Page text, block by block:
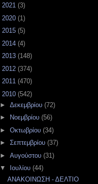
2021 (3)
2020 (1)
2015 (5)
2014 (4)
2013 (148)
2012 (374)
2011 (470)
2010 (542)
► Δεκεμβρίου (72)
►
Νοεμβρίου (56)
► Οκτωβρίου (34)
► Σεπτεμβρίου (37)
► Αυγούστου (31)
▼
Ιουλίου (44)
ΑΝΑΚΟΙΝΩΣΗ - ΔΕΛΤΙΟ